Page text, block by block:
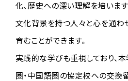
化、歴史への深い理解を培います
文化背景を持つ人々と心を通わ
育むことができます。
実践的な学びも重視しており、
圏・中国語圏の協定校への交換